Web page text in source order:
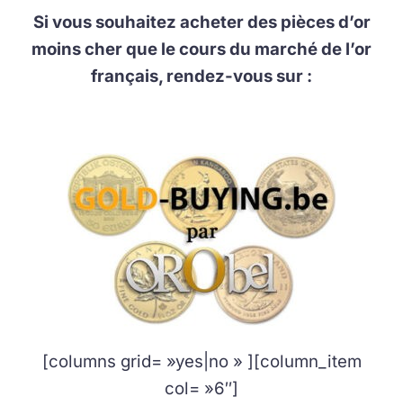
Si vous souhaitez acheter des pièces d’or
moins cher que le cours du marché de l’or
français, rendez-vous sur :
[columns grid= »yes|no » ][column_item
col= »6″]